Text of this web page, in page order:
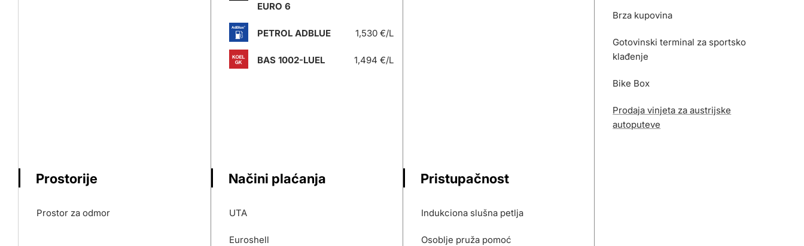
EURO 6
PETROL ADBLUE 1,530 €/L
BAS 1002-LUEL 1,494 €/L
Brza kupovina
Gotovinski terminal za sportsko
klađenje
Bike Box
Prodaja vinjeta za austrijske
autoputeve
Prostorije
Prostor za odmor
Načini plaćanja
UTA
Euroshell
Pristupačnost
Indukciona slušna petlja
Osoblje pruža pomoć